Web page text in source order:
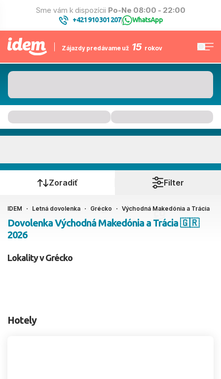
Sme vám k dispozícii Po-Ne 08:00 - 22:00
+421 910 301 207| WhatsApp
Zájazdy predávame už 15 rokov
Kedy cestujete?
Ako cestujete?
Zoradiť Filter
IDEM Letná dovolenka Grécko Východná Makedónia a Trácia
Dovolenka Východná Makedónia a Trácia 🇬🇷
2026
Lokality v Grécko
Hotely